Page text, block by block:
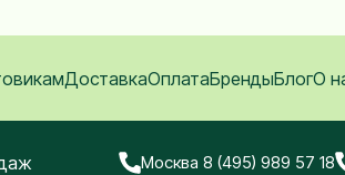
ДоставкаОплатаБрендыБлогО
Москва 8 (495) 989 57 18